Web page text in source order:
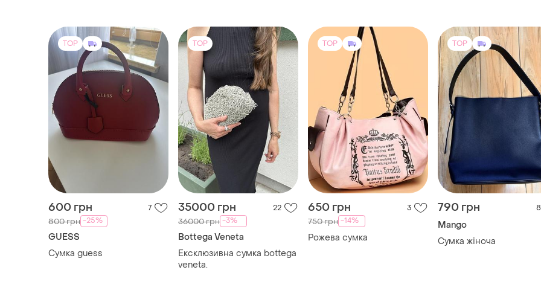
TOP
600 грн 7
800 грн -25%
GUESS
Сумка guess
TOP
35000 грн 22
36000 грн -3%
Bottega Veneta
Ексклюзивна сумка bottega
veneta.
TOP
650 грн 3
750 грн -14%
Рожева сумка
TOP
790 грн 8
Mango
Сумка жіноча